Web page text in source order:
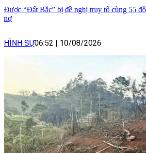
Được “Đất Bắc” bị đề nghị truy tố cùng 55
nợ
HÌNH SỰ06:52 10/08/2026